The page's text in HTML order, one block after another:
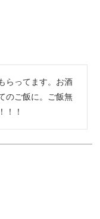
らってます。お酒
のご飯に。ご飯無
！！